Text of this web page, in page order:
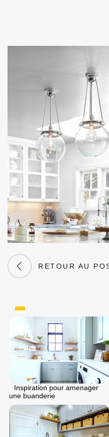
RETOUR AU
Inspiration pour amenager
une buanderie